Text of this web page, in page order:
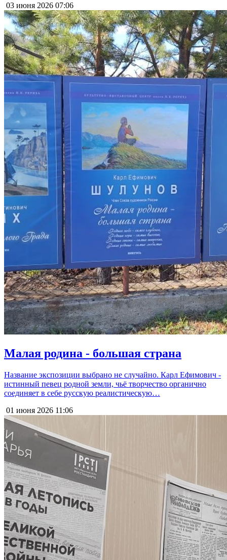
03 июня 2026 07:06
Малая родина - большая страна
Название экспозиции выбрано не случайно. Карл Ефимович -
истинный певец родной земли, чьё творчество органично
соединяет в себе русскую реалистическую…
01 июня 2026 11:06